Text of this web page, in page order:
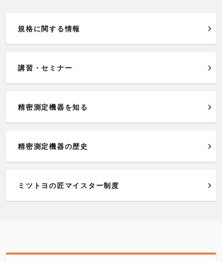
規格に関する情報
講習・セミナー
精密測定機器を知る
精密測定機器の歴史
ミツトヨの匠マイスター制度